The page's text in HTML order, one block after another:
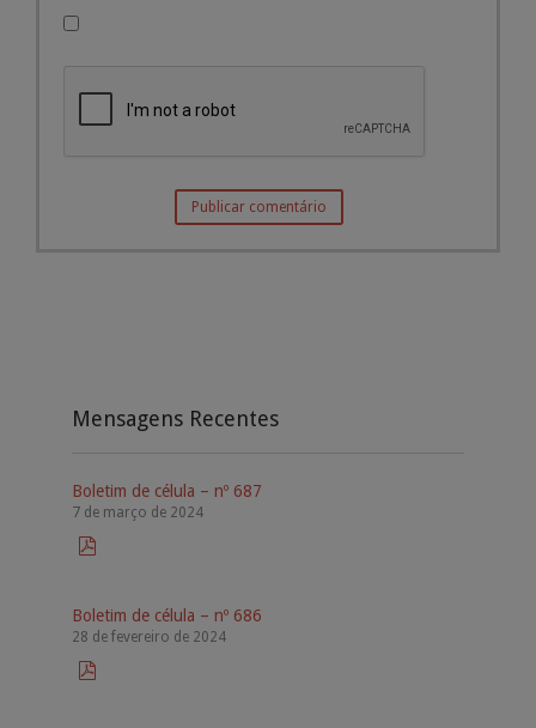
Mensagens Recentes
Boletim de célula – nº 687
7 de março de 2024

Boletim de célula – nº 686
28 de fevereiro de 2024
